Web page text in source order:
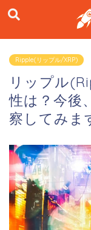
Ripple(リップル/XRP)
リップル
性は？今後
察してみま